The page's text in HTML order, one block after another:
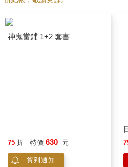
蹟。
然後張國立情不自禁的往上瞧，市場
的旅館，叫廣場飯店（Hotel Forum
妻子，便投宿於此。也是半夜，張
著趙薇到山坡，一邊觀賞在燈光裡
明星空不希臘而是非常的羅馬。張
為什麼當年期盼情人節，如今竟然
◇
接著捲進連續殺人案，幸好他結識
神鬼當鋪 1+2 套書
75 折 特價 630 元
貨到通知